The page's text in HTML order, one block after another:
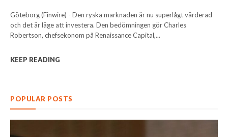
Göteborg (Finwire) - Den ryska marknaden är nu superlågt värderad
och det är läge att investera. Den bedömningen gör Charles
Robertson, chefsekonom på Renaissance Capital,...
KEEP READING
POPULAR POSTS